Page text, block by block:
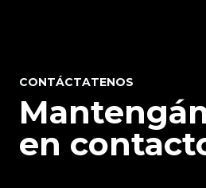
CONTÁCTATENOS
en